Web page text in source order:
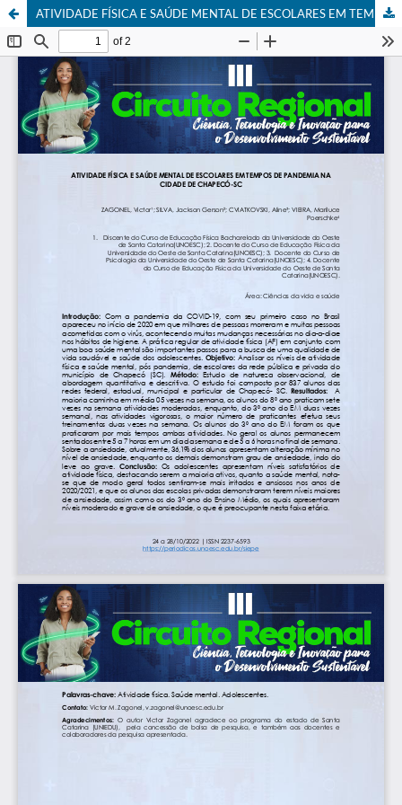
ATIVIDADE FÍSICA E SAÚDE MENTAL DE ESCOLARES EM TEMPOS DE PANDEMIA NA CIDADE DE CHAPECÓ-SC